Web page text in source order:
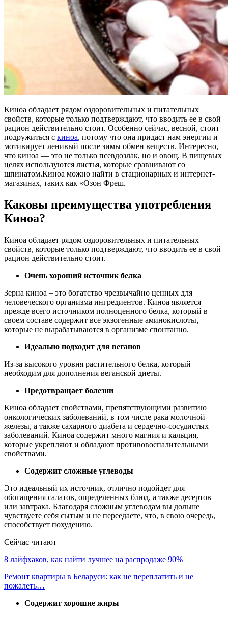
Киноа обладает рядом оздоровительных и питательных
свойств, которые только подтверждают, что вводить ее в свой
рацион действительно стоит. Особенно сейчас, весной, стоит
подружиться с киноа, потому что она придаст нам энергии и
мотивирует ленивый после зимы обмен веществ. Интересно,
что киноа — это не только псевдозлак, но и овощ. В пищевых
целях используются листья, которые сравнивают со
шпинатом.Киноа можно найти в стационарных и интернет-
магазинах, таких как «Озон Фреш.
Каковы преимущества употребления
Киноа?
Киноа обладает рядом оздоровительных и питательных
свойств, которые только подтверждают, что вводить ее в свой
рацион действительно стоит.
Очень хороший источник белка
Зерна киноа – это богатство чрезвычайно ценных для
человеческого организма ингредиентов. Киноа является
прежде всего источником полноценного белка, который в
своем составе содержит все экзогенные аминокислоты,
которые не вырабатываются в организме спонтанно.
Идеально подходит для веганов
Из-за высокого уровня растительного белка, который
необходим для дополнения веганской диеты.
Предотвращает болезни
Киноа обладает свойствами, препятствующими развитию
онкологических заболеваний, в том числе рака молочной
железы, а также сахарного диабета и сердечно-сосудистых
заболеваний. Киноа содержит много магния и кальция,
которые укрепляют и обладают противовоспалительными
свойствами.
Содержит сложные углеводы
Это идеальный их источник, отлично подойдет для
обогащения салатов, определенных блюд, а также десертов
или завтрака. Благодаря сложным углеводам вы дольше
чувствуете себя сытым и не переедаете, что, в свою очередь,
способствует похудению.
Сейчас читают
8 лайфхаков, как найти лучшее на распродаже 90%
Ремонт квартиры в Беларуси: как не переплатить и не
пожалеть…
Содержит хорошие жиры